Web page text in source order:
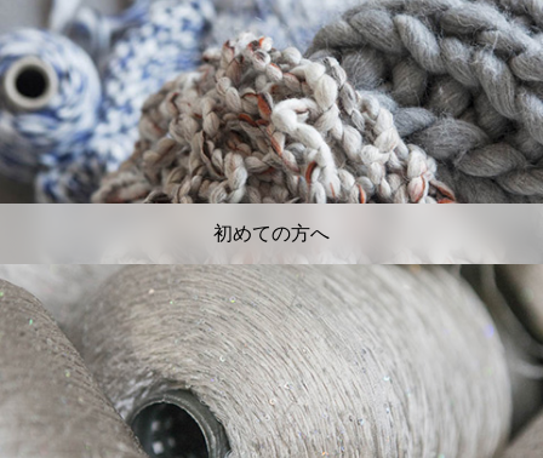
初めての方へ